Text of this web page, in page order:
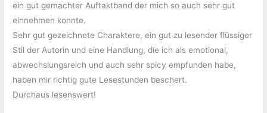
ein gut gemachter Auftaktband der mich so auch sehr gut
einnehmen konnte.
Sehr gut gezeichnete Charaktere, ein gut zu lesender flüssiger
Stil der Autorin und eine Handlung, die ich als emotional,
abwechslungsreich und auch sehr spicy empfunden habe,
haben mir richtig gute Lesestunden beschert.
Durchaus lesenswert!